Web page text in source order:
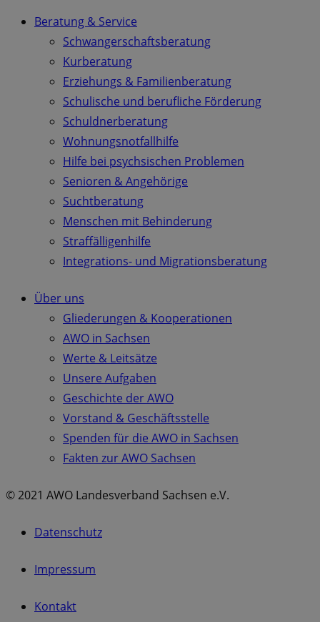
Beratung & Service
Schwangerschaftsberatung
Kurberatung
Erziehungs & Familienberatung
Schulische und berufliche Förderung
Schuldnerberatung
Wohnungsnotfallhilfe
Hilfe bei psychsischen Problemen
Senioren & Angehörige
Suchtberatung
Menschen mit Behinderung
Straffälligenhilfe
Integrations- und Migrationsberatung
Über uns
Gliederungen & Kooperationen
AWO in Sachsen
Werte & Leitsätze
Unsere Aufgaben
Geschichte der AWO
Vorstand & Geschäftsstelle
Spenden für die AWO in Sachsen
Fakten zur AWO Sachsen
© 2021 AWO Landesverband Sachsen e.V.
Datenschutz
Impressum
Kontakt